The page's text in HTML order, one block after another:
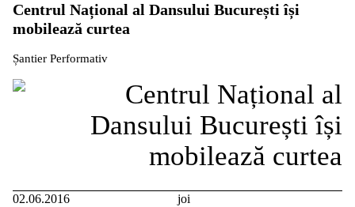
Centrul Național al Dansului București își
mobilează curtea
Șantier Performativ
02.06.2016
joi